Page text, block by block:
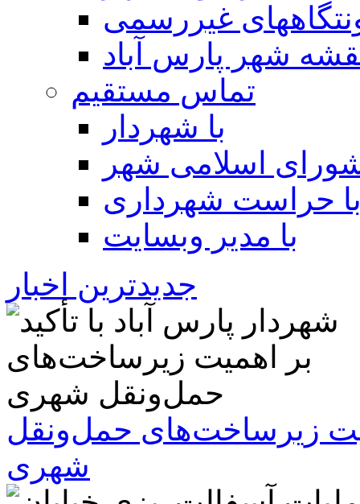
غیررسمی
شهر پارس آباد
تماس مستقیم
با شهردار
اسلامی شهر
حراست شهرداری
با مدیر وبسایت
جدیدترین اخبار
زیرساخت‌های حمل‌ونقل
شهری